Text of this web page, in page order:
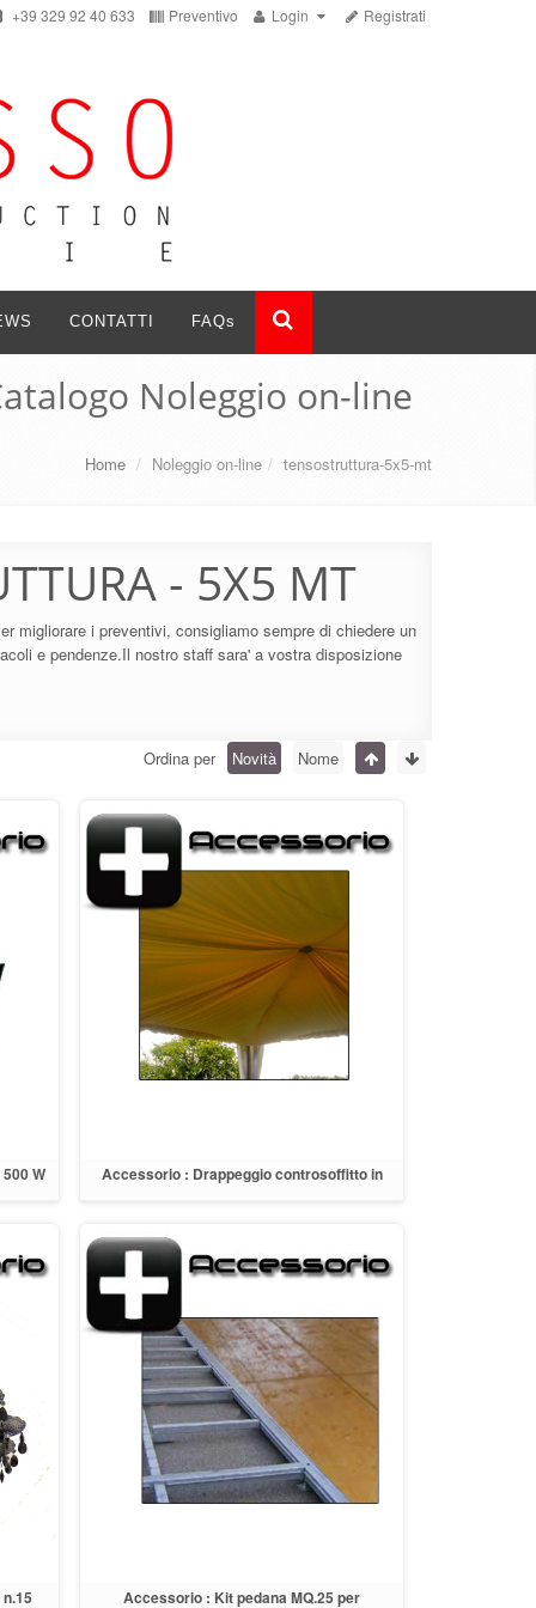
+39 329 92 40 633 Preventivo Login Registrati
CONTATTI FAQs
Noleggio on-line
Home / Noleggio on-line / tensostruttura-5x5-mt
- 5X5 MT
migliorare i preventivi, consigliamo sempre di chiedere un
e pendenze.Il nostro staff sara' a vostra disposizione
Ordina per Novità Nome
W
Accessorio : Drappeggio controsoffitto in
Accessorio : Kit pedana MQ.25 per